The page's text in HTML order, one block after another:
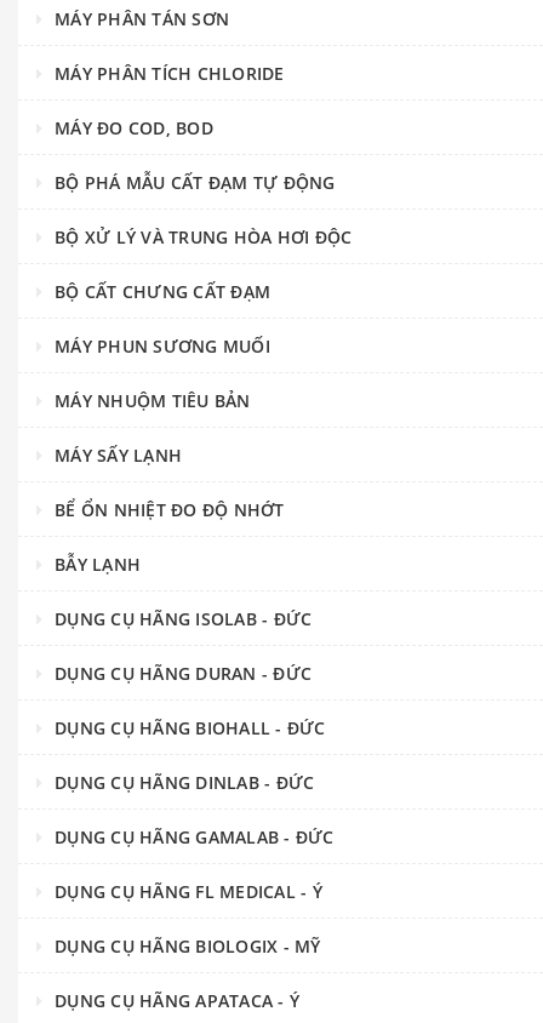
MÁY PHÂN TÁN SƠN
MÁY PHÂN TÍCH CHLORIDE
MÁY ĐO COD, BOD
BỘ PHÁ MẪU CẤT ĐẠM TỰ ĐỘNG
BỘ XỬ LÝ VÀ TRUNG HÒA HƠI ĐỘC
BỘ CẤT CHƯNG CẤT ĐẠM
MÁY PHUN SƯƠNG MUỐI
MÁY NHUỘM TIÊU BẢN
MÁY SẤY LẠNH
BỂ ỔN NHIỆT ĐO ĐỘ NHỚT
BẪY LẠNH
DỤNG CỤ HÃNG ISOLAB - ĐỨC
DỤNG CỤ HÃNG DURAN - ĐỨC
DỤNG CỤ HÃNG BIOHALL - ĐỨC
DỤNG CỤ HÃNG DINLAB - ĐỨC
DỤNG CỤ HÃNG GAMALAB - ĐỨC
DỤNG CỤ HÃNG FL MEDICAL - Ý
DỤNG CỤ HÃNG BIOLOGIX - MỸ
DỤNG CỤ HÃNG APATACA - Ý